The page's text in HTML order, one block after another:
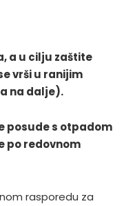
a u cilju zaštite
vrši u ranijim
na dalje).
posude s otpadom
po redovnom
rasporedu za